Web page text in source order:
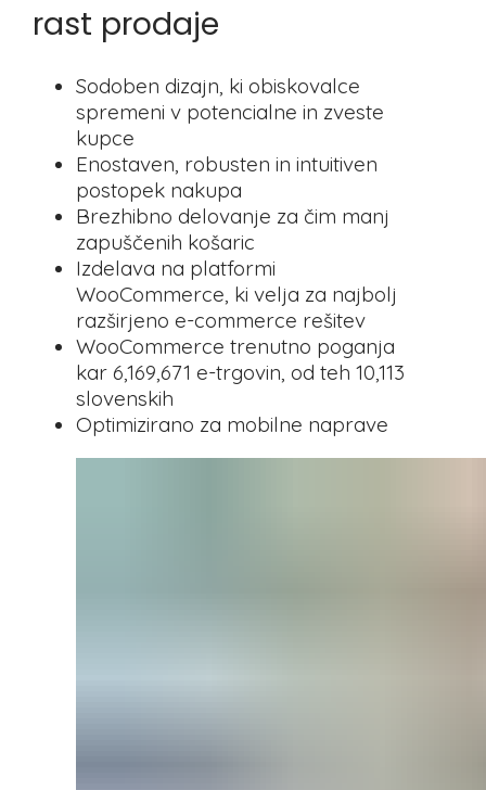
rast prodaje
Sodoben dizajn, ki obiskovalce
spremeni v potencialne in zveste
kupce
Enostaven, robusten in intuitiven
postopek nakupa
Brezhibno delovanje za čim manj
zapuščenih košaric
Izdelava na platformi
WooCommerce, ki velja za najbolj
razširjeno e-commerce rešitev
WooCommerce trenutno poganja
kar 6,169,671 e-trgovin, od teh 10,113
slovenskih
Optimizirano za mobilne naprave